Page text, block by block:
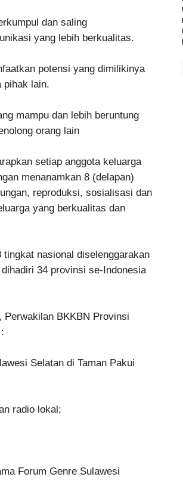
dan saling
yang lebih berkualitas.
potensi yang dimilikinya
pihak lain.
mampu dan lebih beruntung
orang lain
setiap anggota keluarga
menanamkan 8 (delapan)
reproduksi, sosialisasi dan
yang berkualitas dan
nasional diselenggarakan
34 provinsi se-Indonesia
Perwakilan BKKBN Provinsi
Selatan di Taman Pakui
radio lokal;
Forum Genre Sulawesi